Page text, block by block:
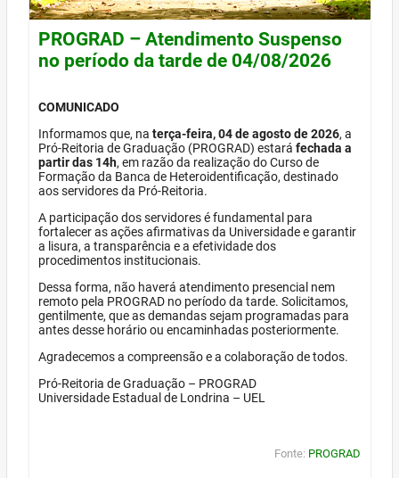
PROGRAD – Atendimento Suspenso
no período da tarde de 04/08/2026
COMUNICADO
Informamos que, na terça-feira, 04 de agosto de 2026, a
Pró-Reitoria de Graduação (PROGRAD) estará fechada a
partir das 14h, em razão da realização do Curso de
Formação da Banca de Heteroidentificação, destinado
aos servidores da Pró-Reitoria.
A participação dos servidores é fundamental para
fortalecer as ações afirmativas da Universidade e garantir
a lisura, a transparência e a efetividade dos
procedimentos institucionais.
Dessa forma, não haverá atendimento presencial nem
remoto pela PROGRAD no período da tarde. Solicitamos,
gentilmente, que as demandas sejam programadas para
antes desse horário ou encaminhadas posteriormente.
Agradecemos a compreensão e a colaboração de todos.
Pró-Reitoria de Graduação – PROGRAD
Universidade Estadual de Londrina – UEL
Fonte: PROGRAD